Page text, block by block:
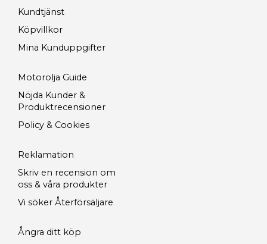
Kundtjänst
Köpvillkor
Mina Kunduppgifter
Motorolja Guide
Nöjda Kunder &
Produktrecensioner
Policy & Cookies
Reklamation
Skriv en recension om
oss & våra produkter
Vi söker Återförsäljare
Ångra ditt köp